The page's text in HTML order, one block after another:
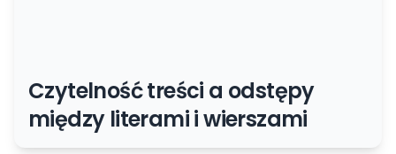
Czytelność treści a odstępy
między literami i wierszami